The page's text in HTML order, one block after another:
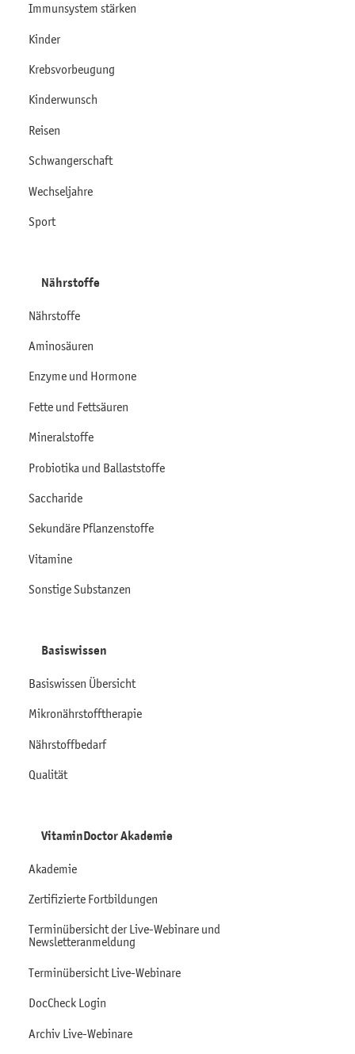
Immunsystem stärken
Kinder
Krebsvorbeugung
Kinderwunsch
Reisen
Schwangerschaft
Wechseljahre
Sport
Nährstoffe
Nährstoffe
Aminosäuren
Enzyme und Hormone
Fette und Fettsäuren
Mineralstoffe
Probiotika und Ballaststoffe
Saccharide
Sekundäre Pflanzenstoffe
Vitamine
Sonstige Substanzen
Basiswissen
Basiswissen Übersicht
Mikronährstofftherapie
Nährstoffbedarf
Qualität
VitaminDoctor Akademie
Akademie
Zertifizierte Fortbildungen
Terminübersicht der Live-Webinare und
Newsletteranmeldung
Terminübersicht Live-Webinare
DocCheck Login
Archiv Live-Webinare